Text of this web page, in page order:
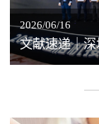
2026/06/16